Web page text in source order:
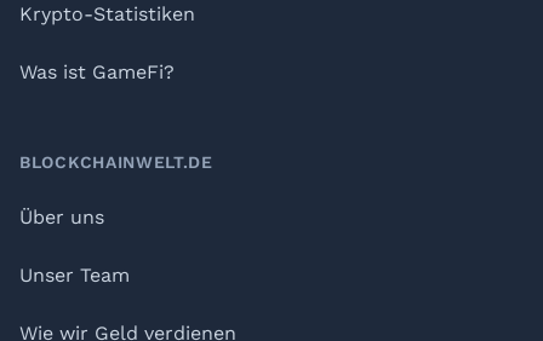
Krypto-Statistiken
Was ist GameFi?
BLOCKCHAINWELT.DE
Über uns
Unser Team
Wie wir Geld verdienen